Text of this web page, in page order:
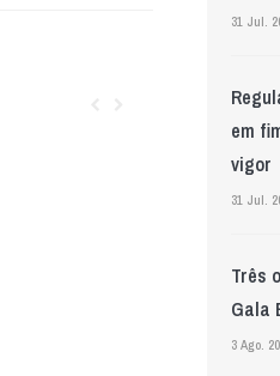
31 Jul.
em
vigor
31 Jul.
Três
Gala
3 Ago.